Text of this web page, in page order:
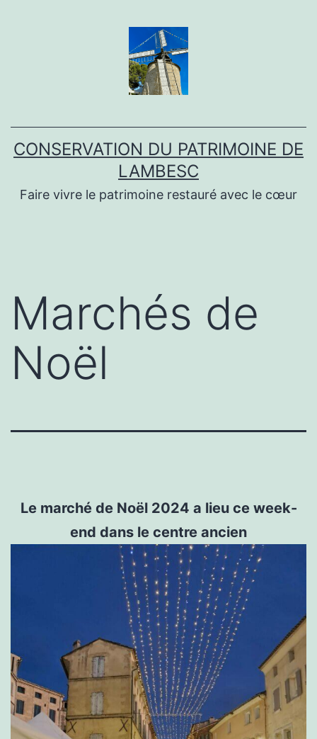
CONSERVATION DU PATRIMOINE DE
LAMBESC
Faire vivre le patrimoine restauré avec le cœur
Marchés de
Noël
Le marché de Noël 2024 a lieu ce week-
end dans le centre ancien